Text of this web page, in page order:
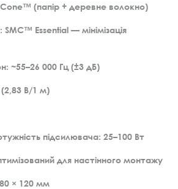
(папір + деревне волокно)
SMC™ Essential — мінімізація
~55–26 000 Гц (±3 дБ)
(2,83 В/1 м)
підсилювача: 25–100 Вт
для настінного монтажу
× 120 мм